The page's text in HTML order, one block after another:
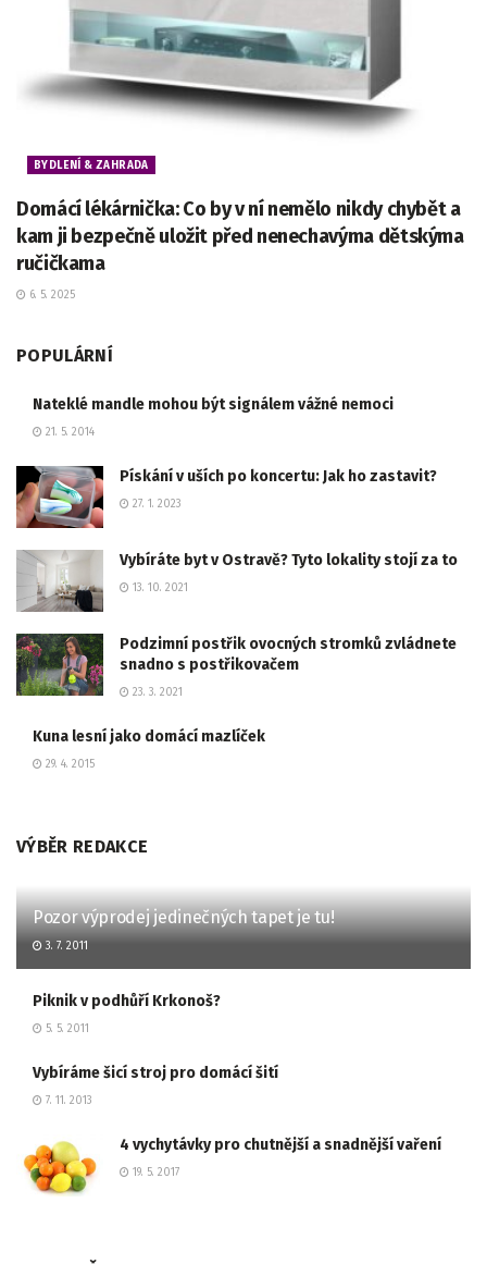
BYDLENÍ & ZAHRADA
Domácí lékárnička: Co by v ní nemělo nikdy chybět a
kam ji bezpečně uložit před nenechavýma dětskýma
ručičkama
6. 5. 2025
POPULÁRNÍ
Nateklé mandle mohou být signálem vážné nemoci
21. 5. 2014
Pískání v uších po koncertu: Jak ho zastavit?
27. 1. 2023
Vybíráte byt v Ostravě? Tyto lokality stojí za to
13. 10. 2021
Podzimní postřik ovocných stromků zvládnete
snadno s postřikovačem
23. 3. 2021
Kuna lesní jako domácí mazlíček
29. 4. 2015
VÝBĚR REDAKCE
Pozor výprodej jedinečných tapet je tu!
3. 7. 2011
Piknik v podhůří Krkonoš?
5. 5. 2011
Vybíráme šicí stroj pro domácí šití
7. 11. 2013
4 vychytávky pro chutnější a snadnější vaření
19. 5. 2017